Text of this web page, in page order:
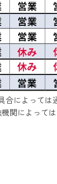
によっては
関によって